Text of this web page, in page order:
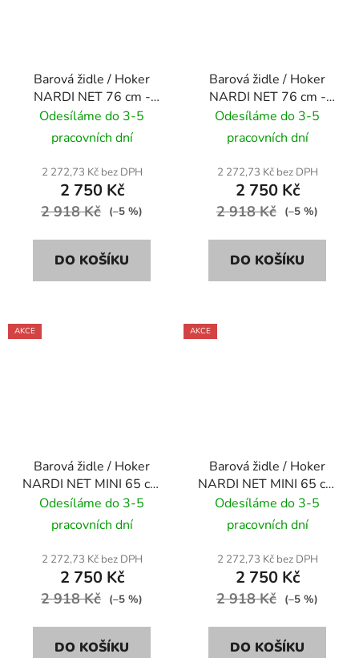
Barová židle / Hoker
NARDI NET 76 cm -
senape/ hořčicově žlutá
Odesíláme do 3-5
pracovních dní
2 272,73 Kč bez DPH
2 750 Kč
2 918 Kč (–5 %)
DO KOŠÍKU
Barová židle / Hoker
NARDI NET 76 cm -
tortora/ šedo hnědá
Odesíláme do 3-5
pracovních dní
2 272,73 Kč bez DPH
2 750 Kč
2 918 Kč (–5 %)
DO KOŠÍKU
AKCE
Barová židle / Hoker
NARDI NET MINI 65 cm
- bianco/ bílá
Odesíláme do 3-5
pracovních dní
2 272,73 Kč bez DPH
2 750 Kč
2 918 Kč (–5 %)
DO KOŠÍKU
AKCE
Barová židle / Hoker
NARDI NET MINI 65 cm
- corallo/ červená
Odesíláme do 3-5
pracovních dní
2 272,73 Kč bez DPH
2 750 Kč
2 918 Kč (–5 %)
DO KOŠÍKU